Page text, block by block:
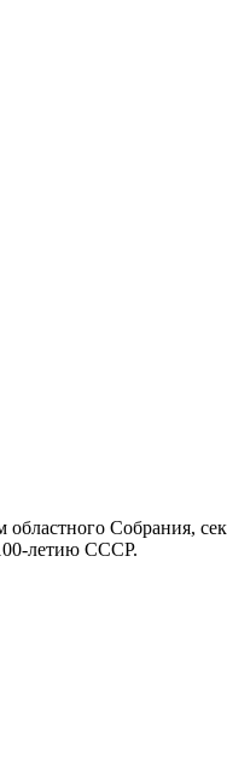
областного Собрания,
летию СССР.